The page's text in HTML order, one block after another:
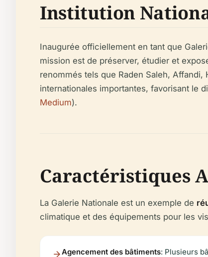
Institution
Inaugurée officiellement en tant que
mission est de préserver, étudier et
renommés tels que Raden Saleh,
internationales importantes, favorisant le
Medium).
Caractéristiques
La Galerie Nationale est un exemple de
climatique et des équipements pour les
Agencement des bâtiments: Plusieurs